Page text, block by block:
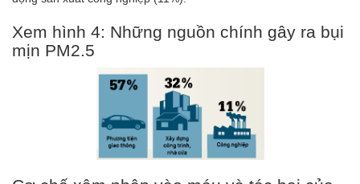
Xem hình 4: Những nguồn chính gây ra bụi
mịn PM2.5